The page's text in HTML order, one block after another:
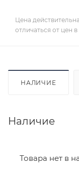
Цена
отличаться от цен
НАЛИЧИЕ
Наличие
Товара нет в